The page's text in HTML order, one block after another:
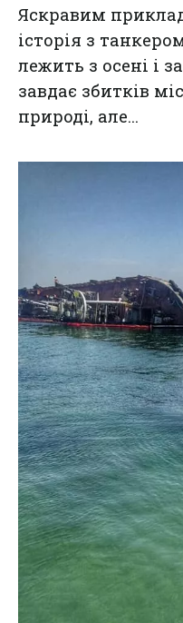
Яскравим
історія з
лежить з осені і
завдає збитків
природі, але…